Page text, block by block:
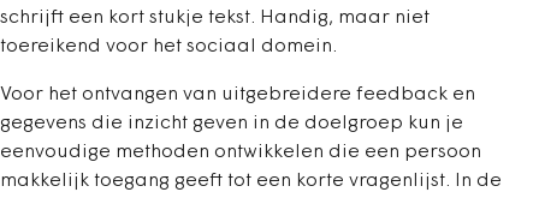
schrijft een kort stukje tekst. Handig, maar niet
toereikend voor het sociaal domein.
Voor het ontvangen van uitgebreidere feedback en
gegevens die inzicht geven in de doelgroep kun je
eenvoudige methoden ontwikkelen die een persoon
makkelijk toegang geeft tot een korte vragenlijst. In de